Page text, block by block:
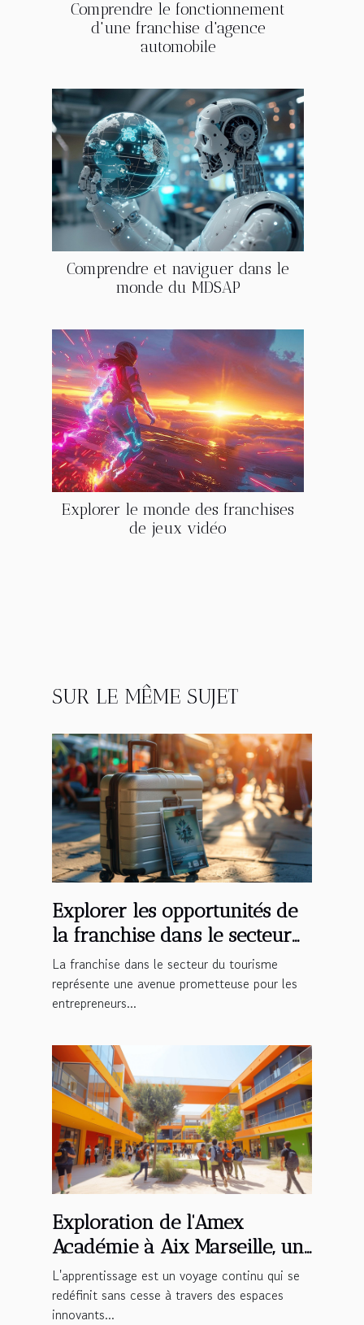
Comprendre le fonctionnement
d'une franchise d'agence
automobile
Comprendre et naviguer dans le
monde du MDSAP
Explorer le monde des franchises
de jeux vidéo
SUR LE MÊME SUJET
Explorer les opportunités de
la franchise dans le secteur
du tourisme
La franchise dans le secteur du tourisme
représente une avenue prometteuse pour les
entrepreneurs...
Exploration de l'Amex
Académie à Aix Marseille, un
lieu d'apprentissage novateur
L'apprentissage est un voyage continu qui se
redéfinit sans cesse à travers des espaces
innovants...